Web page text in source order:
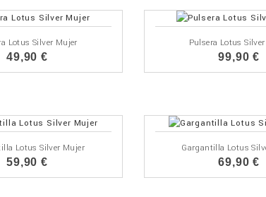
Lotus Silver Mujer
49,90 €
Pulsera Lotus
99,90 €
Lotus Silver Mujer
59,90 €
Gargantilla Lotus
69,90 €